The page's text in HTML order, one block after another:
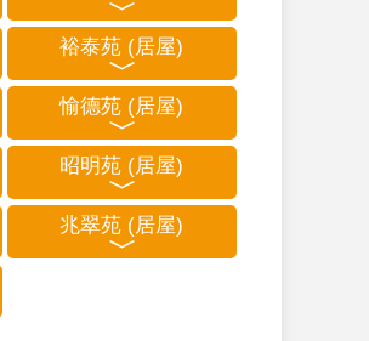
裕泰苑 (居屋)
愉德苑 (居屋)
昭明苑 (居屋)
兆翠苑 (居屋)